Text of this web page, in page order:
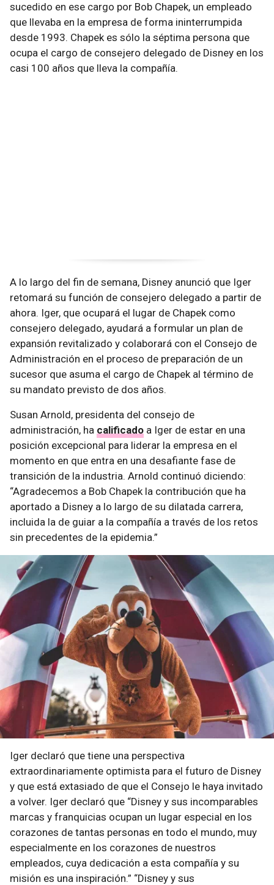
sucedido en ese cargo por Bob Chapek, un empleado
que llevaba en la empresa de forma ininterrumpida
desde 1993. Chapek es sólo la séptima persona que
ocupa el cargo de consejero delegado de Disney en los
casi 100 años que lleva la compañía.
A lo largo del fin de semana, Disney anunció que Iger
retomará su función de consejero delegado a partir de
ahora. Iger, que ocupará el lugar de Chapek como
consejero delegado, ayudará a formular un plan de
expansión revitalizado y colaborará con el Consejo de
Administración en el proceso de preparación de un
sucesor que asuma el cargo de Chapek al término de
su mandato previsto de dos años.
Susan Arnold, presidenta del consejo de
administración, ha calificado a Iger de estar en una
posición excepcional para liderar la empresa en el
momento en que entra en una desafiante fase de
transición de la industria. Arnold continuó diciendo:
“Agradecemos a Bob Chapek la contribución que ha
aportado a Disney a lo largo de su dilatada carrera,
incluida la de guiar a la compañía a través de los retos
sin precedentes de la epidemia.”
Iger declaró que tiene una perspectiva
extraordinariamente optimista para el futuro de Disney
y que está extasiado de que el Consejo le haya invitado
a volver. Iger declaró que “Disney y sus incomparables
marcas y franquicias ocupan un lugar especial en los
corazones de tantas personas en todo el mundo, muy
especialmente en los corazones de nuestros
empleados, cuya dedicación a esta compañía y su
misión es una inspiración.” “Disney y sus